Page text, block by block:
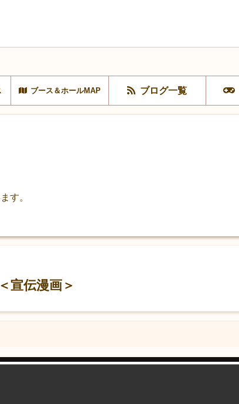
ブース＆ホールMAP ブログ一覧
す。
宣伝漫画＞